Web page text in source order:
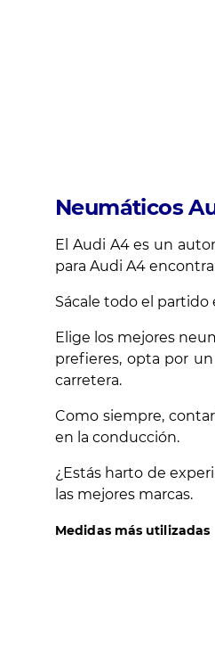
Neumáticos
El Audi A4 es un
para Audi A4
Sácale todo el
Elige los mejores
prefieres, opta por
carretera.
Como siempre,
en la conducción.
¿Estás harto de
las mejores marcas.
Medidas más utilizadas